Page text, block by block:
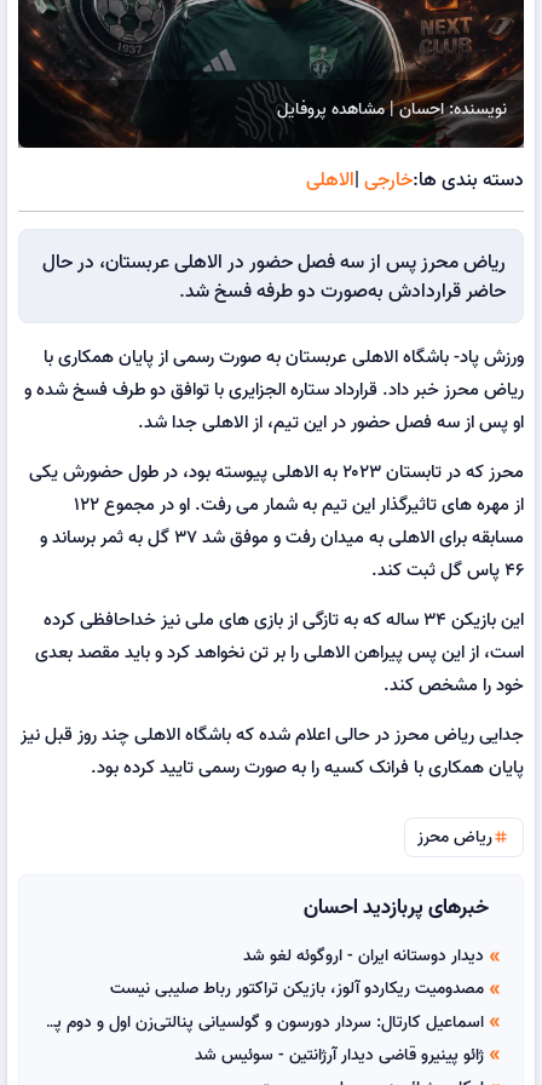
نویسنده: احسان | مشاهده پروفایل
دسته بندی ها:خارجی |الاهلی
ریاض محرز پس از سه فصل حضور در الاهلی عربستان، در حال
حاضر قراردادش به‌صورت دو طرفه فسخ شد.
ورزش پاد- باشگاه الاهلی عربستان به صورت رسمی از پایان همکاری با
ریاض محرز خبر داد. قرارداد ستاره الجزایری با توافق دو طرف فسخ شده و
او پس از سه فصل حضور در این تیم، از الاهلی جدا شد.
محرز که در تابستان ۲۰۲۳ به الاهلی پیوسته بود، در طول حضورش یکی
از مهره های تاثیرگذار این تیم به شمار می رفت. او در مجموع ۱۲۲
مسابقه برای الاهلی به میدان رفت و موفق شد ۳۷ گل به ثمر برساند و
۴۶ پاس گل ثبت کند.
این بازیکن ۳۴ ساله که به تازگی از بازی های ملی نیز خداحافظی کرده
است، از این پس پیراهن الاهلی را بر تن نخواهد کرد و باید مقصد بعدی
خود را مشخص کند.
جدایی ریاض محرز در حالی اعلام شده که باشگاه الاهلی چند روز قبل نیز
پایان همکاری با فرانک کسیه را به صورت رسمی تایید کرده بود.
tagریاض محرز
خبرهای پربازدید احسان
double_arrow دیدار دوستانه ایران - اروگوئه لغو شد
double_arrow مصدومیت ریکاردو آلوز، بازیکن تراکتور رباط صلیبی نیست
double_arrow اسماعیل کارتال: سردار دورسون و گولسیانی پنالتی‌زن اول و دوم پرسپولیس هستند
double_arrow ژائو پینیرو قاضی دیدار آرژانتین - سوئیس شد